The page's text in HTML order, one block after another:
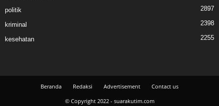
politik 2897
kriminal 2398
kesehatan 2255
Beranda Redaksi Advertisement
Contact us
© Copyright 2022 - suarakutim.com